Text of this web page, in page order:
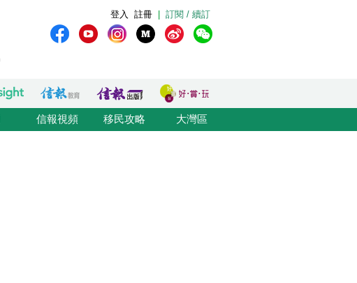
訂閱 / 續訂
註冊
登入
信報視頻 移民攻略 大灣區